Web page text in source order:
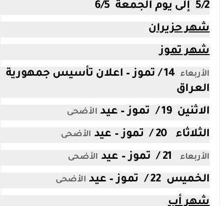
5/2 إلى يوم الجمعة 6/5
شهر حزيران
شهر تموز
الأربعاء
14 / تموز – اعلان تأسيس جمهورية
العراق
الاثنين 19 / تموز – عيد
الأضحى
الثلاثاء 20 / تموز – عيد الأضحى
الأربعاء21 / تموز – عيد الأضحى
الخميس 22 / تموز – عيد الأضحى
شهر أب